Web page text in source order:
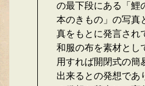
の最下段にある「鯉
本のきもの」の写真
真をもとに発言され
和服の布を素材とし
用すれば開閉式の簡
出来るとの発想であ